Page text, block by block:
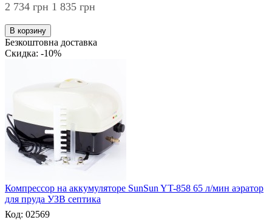
2 734 грн 1 835 грн
В корзину
Безкоштовна доставка
Скидка: -10%
Компрессор на аккумуляторе SunSun YT-858 65 л/мин аэратор
для пруда УЗВ септика
Код: 02569